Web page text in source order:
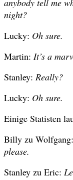
anybody tell me
night?
Lucky: Oh sure.
Martin: It’s a
Stanley: Really?
Lucky: Oh sure.
Einige Statisten
Billy zu Wolfgang:
please.
Stanley zu Eric: